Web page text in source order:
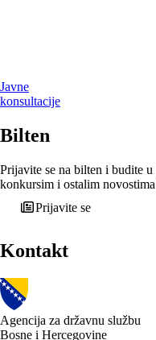
Javne
konsultacije
Bilten
Prijavite se na bilten i budite
konkursim i ostalim
Prijavite se
Kontakt
Agencija za državnu službu
Bosne i Hercegovine